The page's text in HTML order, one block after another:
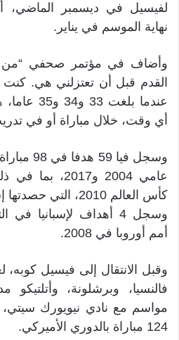
لفيسيل في ديسمبر الماضي،
نهاية الموسم في يناير.
وأضاف في مؤتمر صحفي “من
القدم قبل أن تعتزلني هي.
عندما
أي وقت، خلال مباراة أو في
وسجل فيا
كأس العالم 2010، التي حصدتها إسبانيا للمرة الأولى.
وسجل 4 أهداف لإسبانيا
أمم أوروبا في 2008.
وقبل الانتقال إلى فيسيل
124 مباراة بالدوري الأميركي.